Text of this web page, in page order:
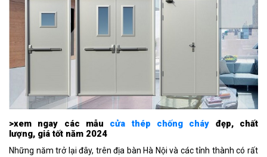
>xem ngay các mẫu cửa thép chống cháy đẹp, chất
lượng, giá tốt năm 2024
Những năm trở lại đây, trên địa bàn Hà Nội và các tỉnh thành có rất